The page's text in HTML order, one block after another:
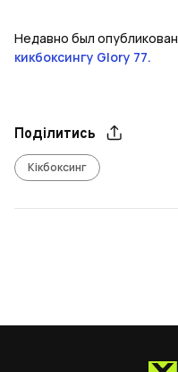
Недавно был опубликован
кикбоксингу Glory 77.
Поділитись
Кікбоксинг